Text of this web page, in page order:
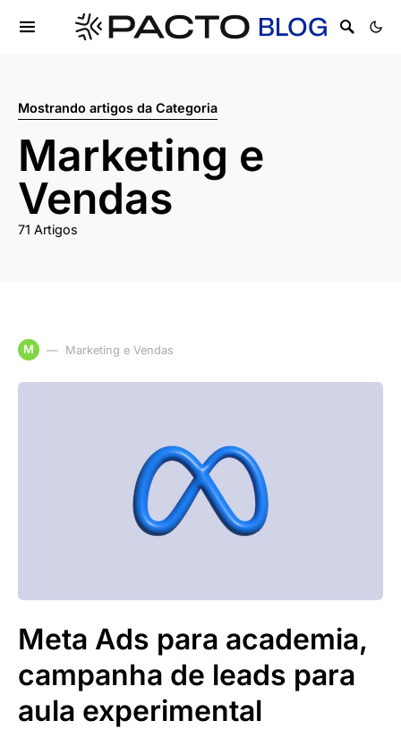
Mostrando artigos da Categoria
Marketing e
Vendas
71 Artigos
M Marketing e Vendas
Meta Ads para academia,
campanha de leads para
aula experimental